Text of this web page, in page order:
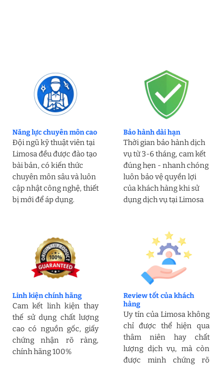
Năng lực chuyên môn cao
Đội ngũ kỹ thuật viên tại
Limosa đều được đào tạo
bài bản, có kiến thức
chuyên môn sâu và luôn
cập nhật công nghệ, thiết
bị mới để áp dụng.
Bảo hành dài hạn
Thời gian bảo hành dịch
vụ từ 3-6 tháng, cam kết
đúng hẹn - nhanh chóng
luôn bảo vệ quyền lợi
của khách hàng khi sử
dụng dịch vụ tại Limosa
Linh kiện chính hãng
Cam kết linh kiện thay
thế sử dụng chất lượng
cao có nguồn gốc, giấy
chứng nhận rõ ràng,
chính hãng 100%
Review tốt của khách
hàng
Uy tín của Limosa không
chỉ được thể hiện qua
thâm niên hay chất
lượng dịch vụ, mà còn
được minh chứng rõ